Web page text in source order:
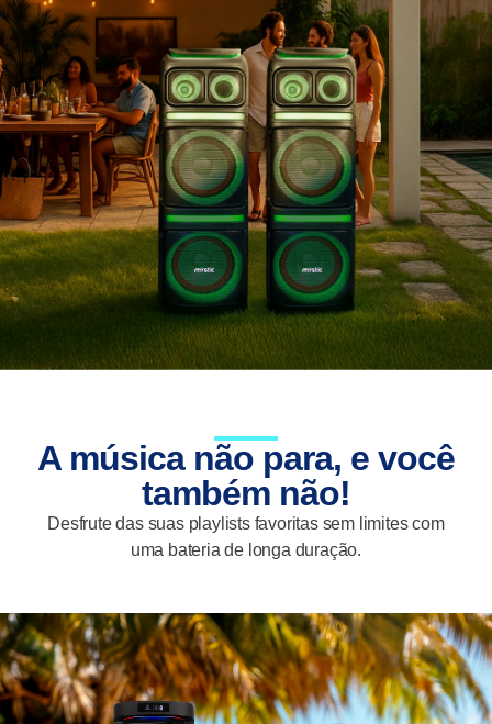
A música não para, e você
também não!
Desfrute das suas playlists favoritas sem limites com
uma bateria de longa duração.